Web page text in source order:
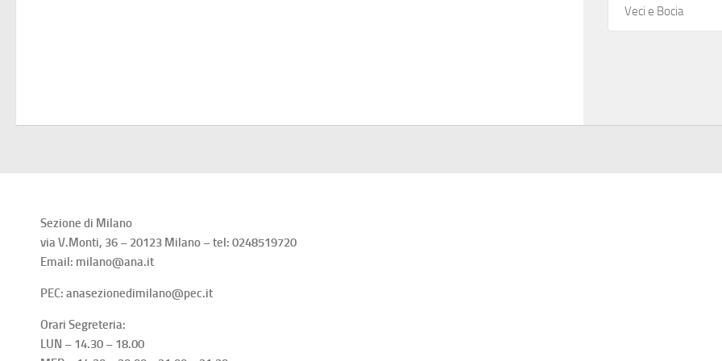
Veci e Bocia
Sezione di Milano
via V.Monti, 36 – 20123 Milano – tel: 0248519720
Email: milano@ana.it
PEC: anasezionedimilano@pec.it
Orari Segreteria:
LUN – 14.30 – 18.00